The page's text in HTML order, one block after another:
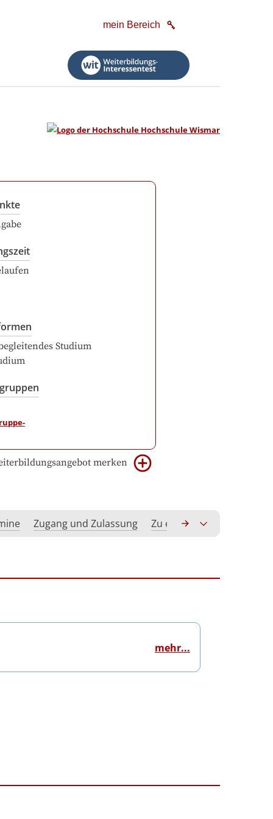
mein Bereich
Studium
merken
Zugang und Zulassung Zu erwerbende
mehr...